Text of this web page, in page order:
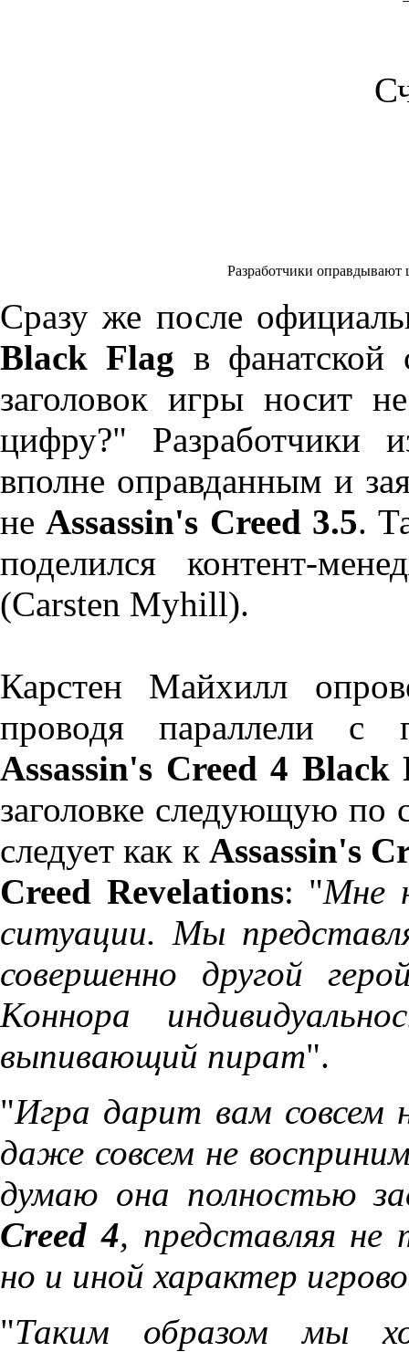
Разработчики оправдывают
Сразу же после
Black Flag в фанатской
заголовок игры носит
цифру?" Разработчики
вполне оправданным и
неAssassin's Creed 3.5.
поделился контент-
(Carsten Myhill).
Карстен Майхилл
проводя параллели с
Assassin's Creed 4 Black
заголовке следующую по
следует как к Assassin's
Creed Revelations: "Мне
ситуации. Мы
совершенно другой
Коннора
выпивающий пират".
"Игра дарит вам совсем
даже совсем не
думаю она полностью
Creed 4, представляя не
но и иной характер
"Таким образом мы